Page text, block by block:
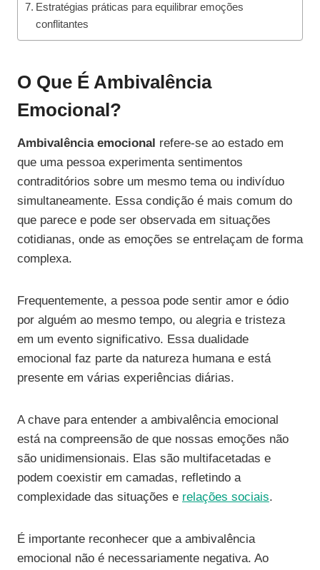
Estratégias práticas para equilibrar emoções
conflitantes
O Que É Ambivalência
Emocional?
Ambivalência emocional refere-se ao estado em
que uma pessoa experimenta sentimentos
contraditórios sobre um mesmo tema ou indivíduo
simultaneamente. Essa condição é mais comum do
que parece e pode ser observada em situações
cotidianas, onde as emoções se entrelaçam de forma
complexa.
Frequentemente, a pessoa pode sentir amor e ódio
por alguém ao mesmo tempo, ou alegria e tristeza
em um evento significativo. Essa dualidade
emocional faz parte da natureza humana e está
presente em várias experiências diárias.
A chave para entender a ambivalência emocional
está na compreensão de que nossas emoções não
são unidimensionais. Elas são multifacetadas e
podem coexistir em camadas, refletindo a
complexidade das situações e relações sociais.
É importante reconhecer que a ambivalência
emocional não é necessariamente negativa. Ao